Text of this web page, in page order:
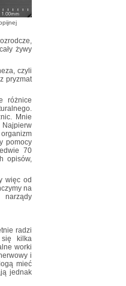
żywy
czyli
pryzmat
różnice
Mnie
pomocy
70
opisów,
więc od
na
narządy
radzi
kilka
worki
i
mieć
jednak